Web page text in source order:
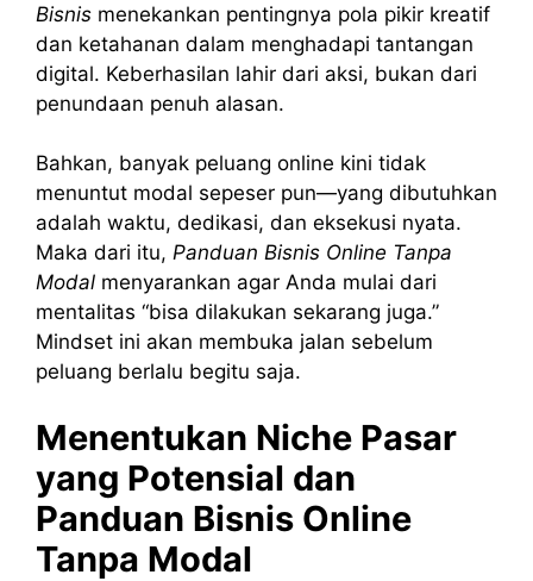
Bisnis menekankan pentingnya pola pikir kreatif
dan ketahanan dalam menghadapi tantangan
digital. Keberhasilan lahir dari aksi, bukan dari
penundaan penuh alasan.
Bahkan, banyak peluang online kini tidak
menuntut modal sepeser pun—yang dibutuhkan
adalah waktu, dedikasi, dan eksekusi nyata.
Maka dari itu, Panduan Bisnis Online Tanpa
Modal menyarankan agar Anda mulai dari
mentalitas “bisa dilakukan sekarang juga.”
Mindset ini akan membuka jalan sebelum
peluang berlalu begitu saja.
Menentukan Niche Pasar
yang Potensial dan
Panduan Bisnis Online
Tanpa Modal